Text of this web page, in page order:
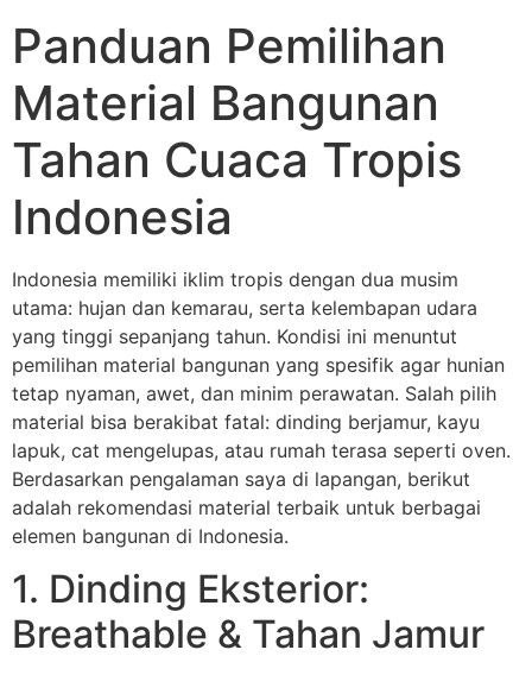
Panduan Pemilihan
Material Bangunan
Tahan Cuaca Tropis
Indonesia
Indonesia memiliki iklim tropis dengan dua musim
utama: hujan dan kemarau, serta kelembapan udara
yang tinggi sepanjang tahun. Kondisi ini menuntut
pemilihan material bangunan yang spesifik agar hunian
tetap nyaman, awet, dan minim perawatan. Salah pilih
material bisa berakibat fatal: dinding berjamur, kayu
lapuk, cat mengelupas, atau rumah terasa seperti oven.
Berdasarkan pengalaman saya di lapangan, berikut
adalah rekomendasi material terbaik untuk berbagai
elemen bangunan di Indonesia.
1. Dinding Eksterior:
Breathable & Tahan Jamur